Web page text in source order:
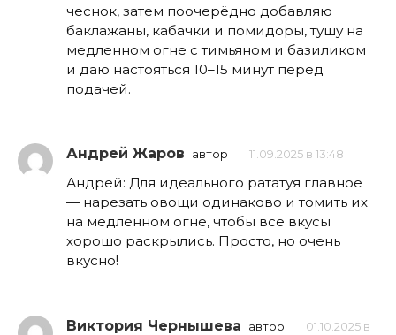
чеснок, затем поочерёдно добавляю
баклажаны, кабачки и помидоры, тушу на
медленном огне с тимьяном и базиликом
и даю настояться 10–15 минут перед
подачей.
Андрей Жаров автор 11.09.2025 в 13:48
Андрей: Для идеального рататуя главное
— нарезать овощи одинаково и томить их
на медленном огне, чтобы все вкусы
хорошо раскрылись. Просто, но очень
вкусно!
Виктория Чернышева автор
01.10.2025 в